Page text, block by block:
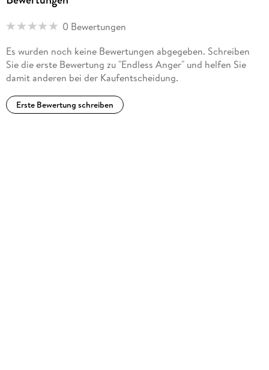
0 Bewertungen
Es wurden noch keine Bewertungen abgegeben. Schreiben
Sie die erste Bewertung zu "Endless Anger" und helfen Sie
damit anderen bei der Kaufentscheidung.
Erste Bewertung schreiben